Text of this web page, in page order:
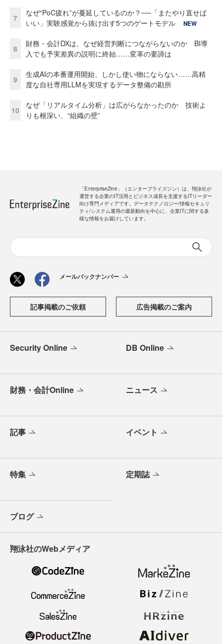
7
なぜ“PoC疲れ”が蔓延しているのか？──「またやり直せば
いい」実験感覚から抜け出す5つのゲートモデル
NEW
8
財務・会計DXは、なぜ経営判断につながらないのか BI導
入でも予実差異の説明に終始……変革の要諦は
9
生成AIの本番運用開始、しかし使い物にならない……高精
度な自社専用LLMを実現するデータ整備の勘所
10
なぜ「リアルタイム分析」は広がらなかったのか 技術よ
りも根深い、“組織の壁”
「EnterpriseZine」（エンタープライズジン）は、翔泳社が
運営する企業のIT活用とビジネス成長を支援するITリーダー
向け専門メディアです。データテクノロジー/情報セキュリ
ティ/システム運用の最新動向を中心に、企業ITに関する多
様な情報をお届けしています。
メールバックナンバー
記事掲載のご依頼 広告掲載のご案内
Security Online DB Online
財務・会計Online ニュース
記事 イベント
特集 定期誌
ブログ
翔泳社のWebメディア